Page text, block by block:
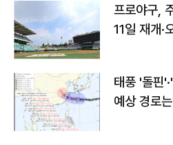
프로야구,
11일 재개·
태풍 '돌핀
예상 경로